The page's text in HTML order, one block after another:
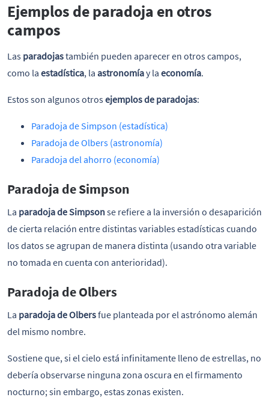
Ejemplos de paradoja en otros
campos
Las paradojastambién pueden aparecer en otros campos,
como la estadística, la astronomíay la economía.
Estos son algunos otrosejemplos de paradojas:
Paradoja de Simpson (estadística)
Paradoja de Olbers (astronomía)
Paradoja del ahorro (economía)
Paradoja de Simpson
La paradoja de Simpsonse refiere a la inversión o desaparición
de cierta relación entre distintas variables estadísticas cuando
los datos se agrupan de manera distinta (usando otra variable
no tomada en cuenta con anterioridad).
Paradoja de Olbers
La paradoja de Olbersfue planteada por el astrónomo alemán
del mismo nombre.
Sostiene que, si el cielo está infinitamente lleno de estrellas, no
debería observarse ninguna zona oscura en el firmamento
nocturno; sin embargo, estas zonas existen.